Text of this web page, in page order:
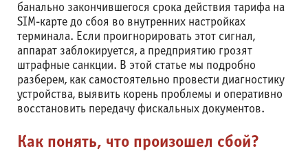
банально закончившегося срока действия тарифа на
SIM-карте до сбоя во внутренних настройках
терминала. Если проигнорировать этот сигнал,
аппарат заблокируется, а предприятию грозят
штрафные санкции. В этой статье мы подробно
разберем, как самостоятельно провести диагностику
устройства, выявить корень проблемы и оперативно
восстановить передачу фискальных документов.
Как понять, что произошел сбой?